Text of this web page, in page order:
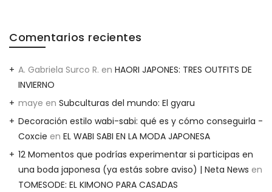
Comentarios recientes
A. Gabriela Surco R. en HAORI JAPONES: TRES OUTFITS DE
INVIERNO
maye en Subculturas del mundo: El gyaru
Decoración estilo wabi-sabi: qué es y cómo conseguirla -
Coxcie en EL WABI SABI EN LA MODA JAPONESA
12 Momentos que podrías experimentar si participas en
una boda japonesa (ya estás sobre aviso) | Neta News en
TOMESODE: EL KIMONO PARA CASADAS